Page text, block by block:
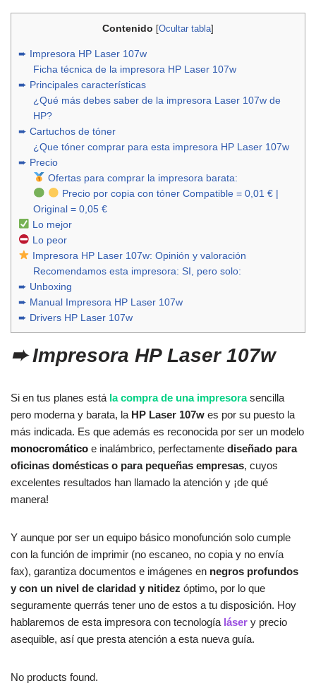
Contenido [Ocultar tabla]
➨ Impresora HP Laser 107w
Ficha técnica de la impresora HP Laser 107w
➨ Principales características
¿Qué más debes saber de la impresora Laser 107w de
HP?
➨ Cartuchos de tóner
¿Que tóner comprar para esta impresora HP Laser 107w
➨ Precio
Ofertas para comprar la impresora barata:
Precio por copia con tóner Compatible = 0,01 € |
Original = 0,05 €
Lo mejor
Lo peor
Impresora HP Laser 107w: Opinión y valoración
Recomendamos esta impresora: SI, pero solo:
➨ Unboxing
➨ Manual Impresora HP Laser 107w
➨ Drivers HP Laser 107w
➨ Impresora HP Laser 107w
Si en tus planes está la compra de una impresorasencilla
pero moderna y barata, la HP Laser 107w es por su puesto la
más indicada. Es que además es reconocida por ser un modelo
monocromático e inalámbrico, perfectamente diseñado para
oficinas domésticas o para pequeñas empresas, cuyos
excelentes resultados han llamado la atención y ¡de qué
manera!
Y aunque por ser un equipo básico monofunción solo cumple
con la función de imprimir (no escaneo, no copia y no envía
fax), garantiza documentos e imágenes en negros profundos
y con un nivel de claridad y nitidez óptimo, por lo que
seguramente querrás tener uno de estos a tu disposición. Hoy
hablaremos de esta impresora con tecnología láser y precio
asequible, así que presta atención a esta nueva guía.
No products found.